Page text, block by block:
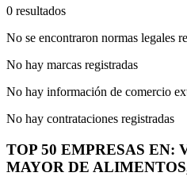
0 resultados
No se encontraron normas legales
No hay marcas registradas
No hay información de comercio
No hay contrataciones registradas
TOP 50 EMPRESAS EN:
MAYOR DE